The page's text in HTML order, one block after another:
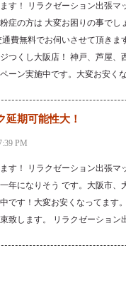
す！ リラクゼーション出張
症の方は 大変お困りの事で
費無料でお伺いさせて頂き
つくし大阪店！ 神戸、芦屋
ーン実施中です。大変お安く
延期可能性大！
PM
す！ リラクゼーション出張
年になりそう です。大阪市
です！大変お安くなってます
致します。 リラクゼーショ